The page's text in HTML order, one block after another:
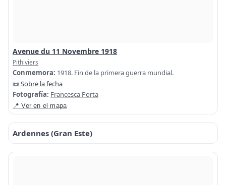
Avenue du 11 Novembre 1918
Pithiviers
Conmemora: 1918. Fin de la primera guerra mundial.
📜 Sobre la fecha
Fotografía: Francesca Porta
📍 Ver en el mapa
Ardennes (Gran Este)